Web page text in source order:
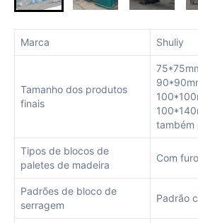
Marca Shuliy
Tamanho dos produtos
finais
também
Tipos de blocos de
paletes de madeira
Com
Padrões de bloco de
serragem
Padrão